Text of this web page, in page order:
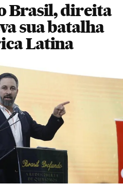
Brasil, direita
sua batalha
Latina